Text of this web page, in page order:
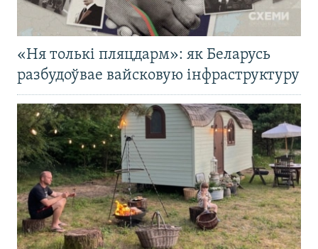
«Ня толькі пляцдарм»: як Беларусь
разбудоўвае вайсковую інфраструктуру